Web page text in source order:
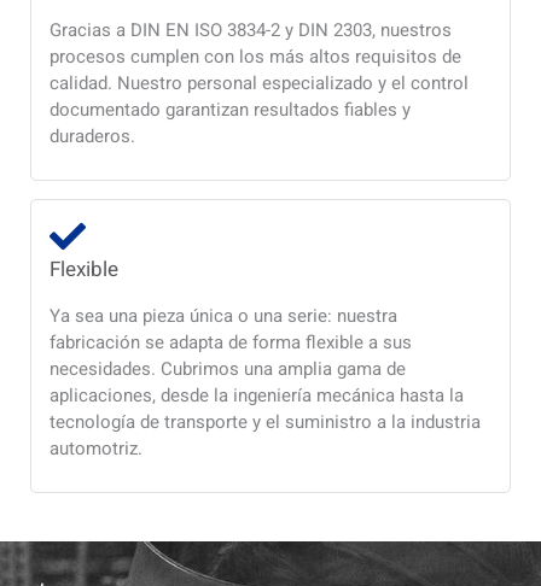
Gracias a DIN EN ISO 3834-2 y DIN 2303, nuestros
procesos cumplen con los más altos requisitos de
calidad. Nuestro personal especializado y el control
documentado garantizan resultados fiables y
duraderos.
Flexible
Ya sea una pieza única o una serie: nuestra
fabricación se adapta de forma flexible a sus
necesidades. Cubrimos una amplia gama de
aplicaciones, desde la ingeniería mecánica hasta la
tecnología de transporte y el suministro a la industria
automotriz.